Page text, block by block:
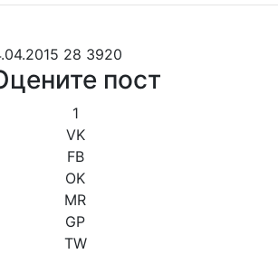
28 3920
пост
1
VK
FB
OK
MR
GP
TW